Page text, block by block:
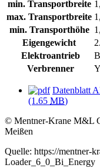
min. Transportbreite
max. Transportbreite
min. Transporthöhe
Eigengewicht
Elektroantrieb
Verbrenner
Datenblatt
(1.65 MB)
© Mentner-Krane M&L
Meißen
Quelle: https://mentner-
Loader_6_0_Bi_Energy